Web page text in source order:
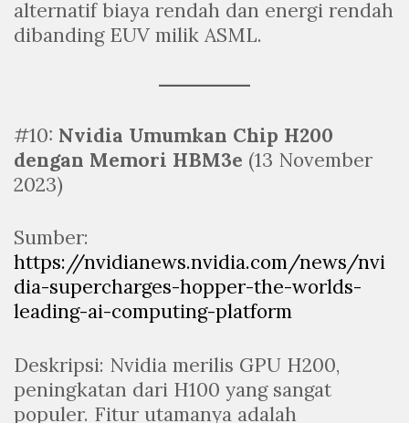
alternatif biaya rendah dan energi rendah
dibanding EUV milik ASML.
#10: Nvidia Umumkan Chip H200
dengan Memori HBM3e (13 November
2023)
Sumber:
https://nvidianews.nvidia.com/news/nvi
dia-supercharges-hopper-the-worlds-
leading-ai-computing-platform
Deskripsi: Nvidia merilis GPU H200,
peningkatan dari H100 yang sangat
populer. Fitur utamanya adalah